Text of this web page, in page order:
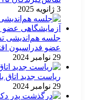
3 ژانویه 2025
جلسه هم‌اندیشی
عضو فدراسیون
29 نوامبر 2024
ریاست جدید اتاق
29 نوامبر 2024